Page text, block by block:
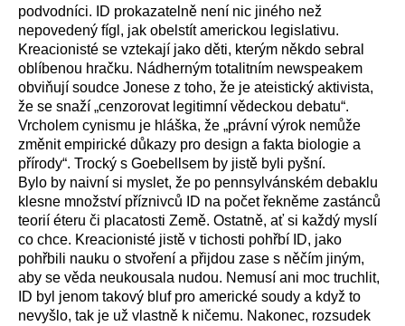
podvodníci. ID prokazatelně není nic jiného než
nepovedený fígl, jak obelstít americkou legislativu.
Kreacionisté se vztekají jako děti, kterým někdo sebral
oblíbenou hračku. Nádherným totalitním newspeakem
obviňují soudce Jonese z toho, že je ateistický aktivista,
že se snaží „cenzorovat legitimní vědeckou debatu“.
Vrcholem cynismu je hláška, že „právní výrok nemůže
změnit empirické důkazy pro design a fakta biologie a
přírody“. Trocký s Goebellsem by jistě byli pyšní.
Bylo by naivní si myslet, že po pennsylvánském debaklu
klesne množství příznivců ID na počet řekněme zastánců
teorií éteru či placatosti Země. Ostatně, ať si každý myslí
co chce. Kreacionisté jistě v tichosti pohřbí ID, jako
pohřbili nauku o stvoření a přijdou zase s něčím jiným,
aby se věda neukousala nudou. Nemusí ani moc truchlit,
ID byl jenom takový bluf pro americké soudy a když to
nevyšlo, tak je už vlastně k ničemu. Nakonec, rozsudek